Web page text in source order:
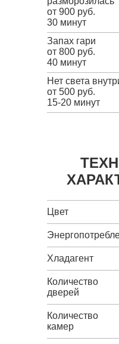
от 900 руб.
30 минут
Запах гари
от 800 руб.
40 минут
Нет света
от 500 руб.
15-20 минут
Цвет
Хладагент
Количество
дверей
Количество
камер